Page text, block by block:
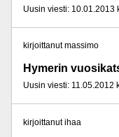
Uusin viesti: 10.01.2013
kirjoittanut massimo
Hymerin
Uusin viesti: 11.05.2012
kirjoittanut ihaa